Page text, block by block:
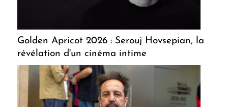
Golden Apricot 2026 : Serouj Hovsepian, la
révélation d'un cinéma intime